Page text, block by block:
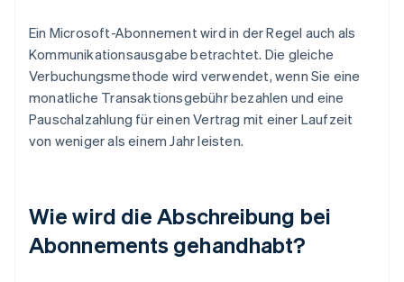
Ein Microsoft-Abonnement wird in der Regel auch als
Kommunikationsausgabe betrachtet. Die gleiche
Verbuchungsmethode wird verwendet, wenn Sie eine
monatliche Transaktionsgebühr bezahlen und eine
Pauschalzahlung für einen Vertrag mit einer Laufzeit
von weniger als einem Jahr leisten.
Wie wird die Abschreibung bei
Abonnements gehandhabt?